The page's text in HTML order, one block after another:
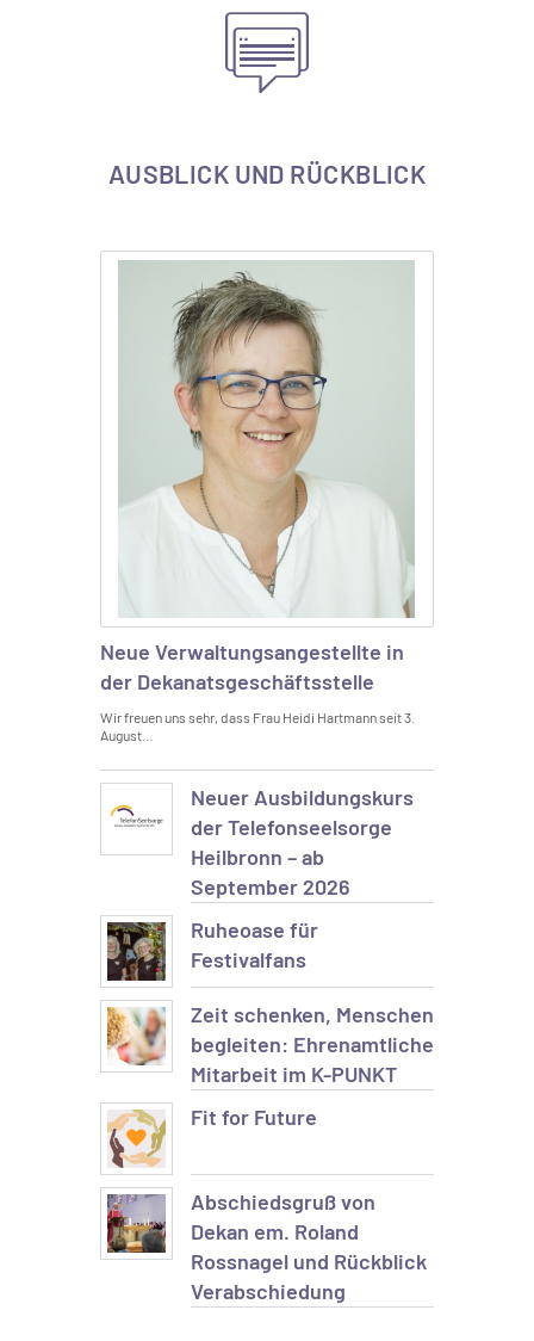
AUSBLICK UND RÜCKBLICK
Neue Verwaltungsangestellte in
der Dekanatsgeschäftsstelle
Wir freuen uns sehr, dass Frau Heidi Hartmann seit 3.
August…
Neuer Ausbildungskurs
der Telefonseelsorge
Heilbronn – ab
September 2026
Ruheoase für
Festivalfans
Zeit schenken, Menschen
begleiten: Ehrenamtliche
Mitarbeit im K-PUNKT
Fit for Future
Abschiedsgruß von
Dekan em. Roland
Rossnagel und Rückblick
Verabschiedung